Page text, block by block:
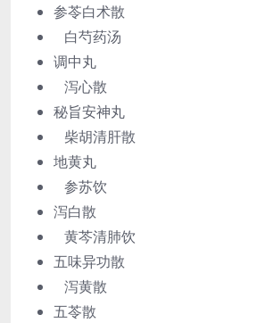
参苓白术散
白芍药汤
调中丸
泻心散
秘旨安神丸
柴胡清肝散
地黄丸
参苏饮
泻白散
黄芩清肺饮
五味异功散
泻黄散
五苓散